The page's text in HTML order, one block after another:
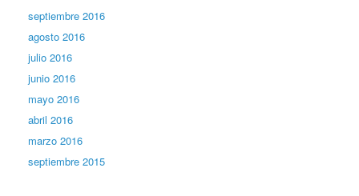
septiembre 2016
agosto 2016
julio 2016
junio 2016
mayo 2016
abril 2016
marzo 2016
septiembre 2015